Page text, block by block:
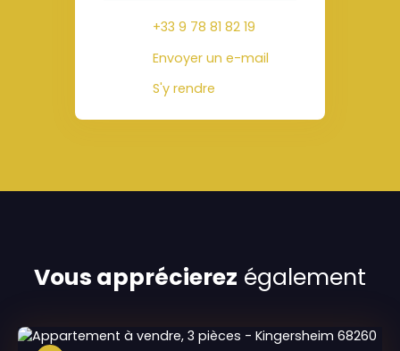
+33 9 78 81 82 19
Envoyer un e-mail
S'y rendre
Vous apprécierez également